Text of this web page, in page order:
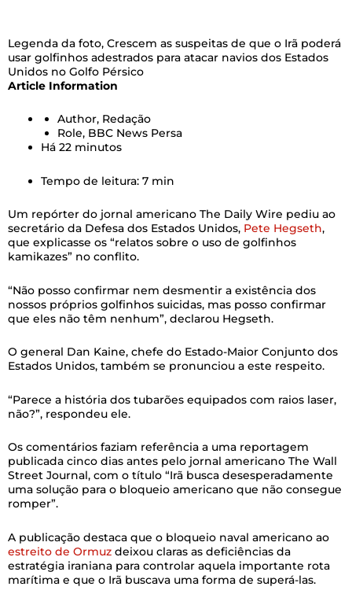
Legenda da foto, Crescem as suspeitas de que o Irã poderá
usar golfinhos adestrados para atacar navios dos Estados
Unidos no Golfo Pérsico
Article Information
Author, Redação
Role, BBC News Persa
Há 22 minutos
Tempo de leitura: 7 min
Um repórter do jornal americano The Daily Wire pediu ao
secretário da Defesa dos Estados Unidos, Pete Hegseth,
que explicasse os “relatos sobre o uso de golfinhos
kamikazes” no conflito.
“Não posso confirmar nem desmentir a existência dos
nossos próprios golfinhos suicidas, mas posso confirmar
que eles não têm nenhum”, declarou Hegseth.
O general Dan Kaine, chefe do Estado-Maior Conjunto dos
Estados Unidos, também se pronunciou a este respeito.
“Parece a história dos tubarões equipados com raios laser,
não?”, respondeu ele.
Os comentários faziam referência a uma reportagem
publicada cinco dias antes pelo jornal americano The Wall
Street Journal, com o título “Irã busca desesperadamente
uma solução para o bloqueio americano que não consegue
romper”.
A publicação destaca que o bloqueio naval americano ao
estreito de Ormuz deixou claras as deficiências da
estratégia iraniana para controlar aquela importante rota
marítima e que o Irã buscava uma forma de superá-las.